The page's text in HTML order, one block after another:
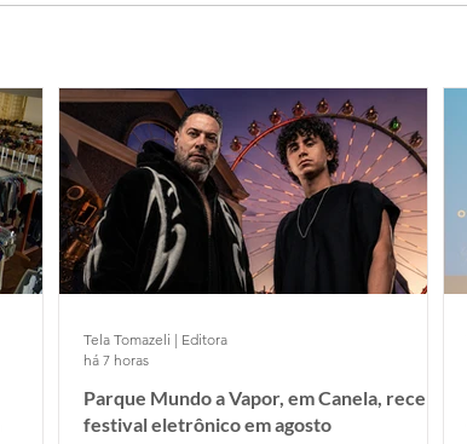
Parque Mundo a Vapor, em Canela, recebe
festival eletrônico em agosto
Tela Tomazeli | Editora
há 7 horas